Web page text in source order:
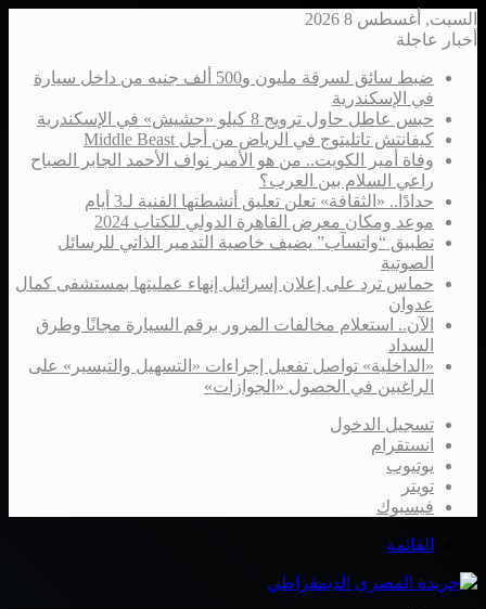
السبت, أغسطس 8 2026
أخبار عاجلة
ضبط سائق لسرقة مليون و500 ألف جنيه من داخل سيارة
في الإسكندرية
حبس عاطل حاول ترويج 8 كيلو «حشيش» في الإسكندرية
كيفانتش تاتليتوج في الرياض من أجل Middle Beast
وفاة أمير الكويت.. من هو الأمير نواف الأحمد الجابر الصباح
راعي السلام بين العرب؟
حدادًا.. «الثقافة» تعلن تعليق أنشطتها الفنية لـ3 أيام
موعد ومكان معرض القاهرة الدولي للكتاب 2024
تطبيق “واتسآب” يضيف خاصية التدمير الذاتي للرسائل
الصوتية
حماس ترد على إعلان إسرائيل إنهاء عمليتها بمستشفى كمال
عدوان
الآن.. استعلام مخالفات المرور برقم السيارة مجانًا وطرق
السداد
«الداخلية» تواصل تفعيل إجراءات «التسهيل والتيسير» على
الراغبين في الحصول «الجوازات»
تسجيل الدخول
انستقرام
يوتيوب
تويتر
فيسبوك
القائمة